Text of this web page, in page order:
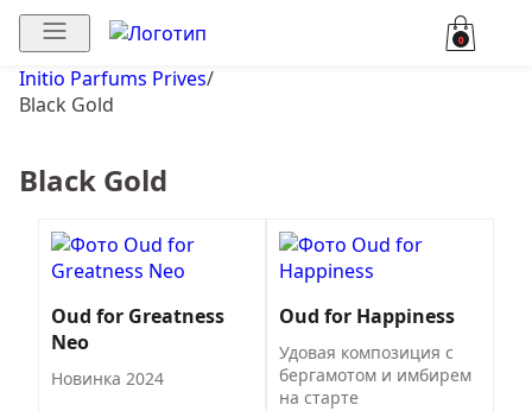
0
Initio Parfums Prives/
Black Gold
Black Gold
Oud for Greatness
Neo
Новинка 2024
Oud for Happiness
Удовая композиция с
бергамотом и имбирем
на старте